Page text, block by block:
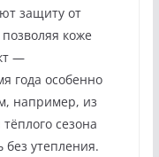
защиту от
коже
—
года особенно
например, из
сезона
утепления.